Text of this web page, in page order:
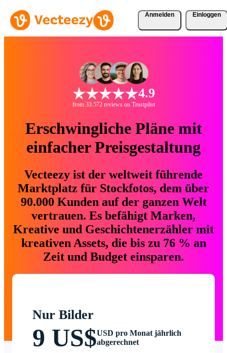
Anmelden Einloggen
4.9
from 33.572 reviews on Trustpilot
Erschwingliche Pläne mit
einfacher Preisgestaltung
Vecteezy ist der weltweit führende
Marktplatz für Stockfotos, dem über
90.000 Kunden auf der ganzen Welt
vertrauen. Es befähigt Marken,
Kreative und Geschichtenerzähler mit
kreativen Assets, die bis zu 76 % an
Zeit und Budget einsparen.
Nur Bilder
9 US$USD pro Monat jährlich
abgerechnet